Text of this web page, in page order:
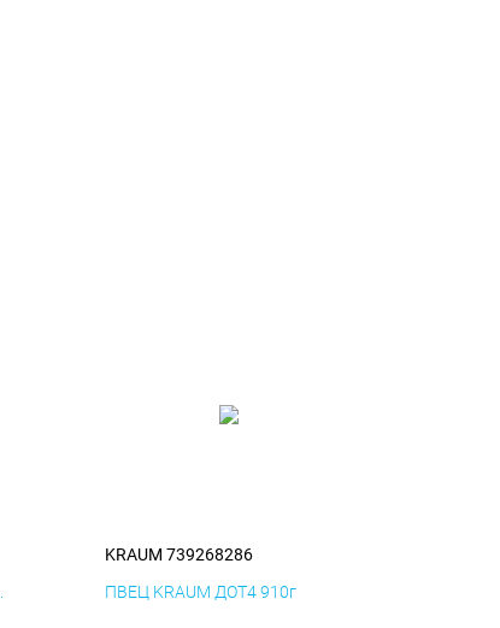
KRAUM 739268286
ПВЕЦ KRAUM ДОТ4 910г